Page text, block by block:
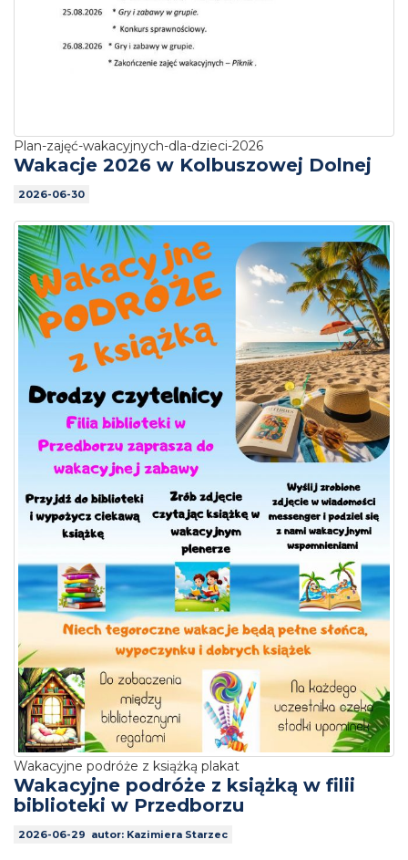
Plan-zajęć-wakacyjnych-dla-dzieci-2026
Wakacje 2026 w Kolbuszowej Dolnej
2026-06-30
Wakacyjne podróże z książką plakat
Wakacyjne podróże z książką w filii
biblioteki w Przedborzu
2026-06-29 autor: Kazimiera Starzec